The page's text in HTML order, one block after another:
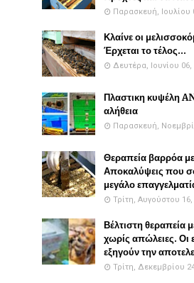
Παρασκευή, Ιουλίου
Κλαίνε οι
Έρχεται το τέλος...
Δευτέρα, Ιουνίου 06,
Πλαστικη κυψέλη
αλήθεια
Παρασκευή,
Θεραπεία βαρρόα με
Αποκαλύψεις που
μεγάλο
Τρίτη, Αυγούστου 16,
Βέλτιστη θεραπεία
χωρίς απώλειες. Οι
εξηγούν την
Τρίτη, Δεκεμβρίου